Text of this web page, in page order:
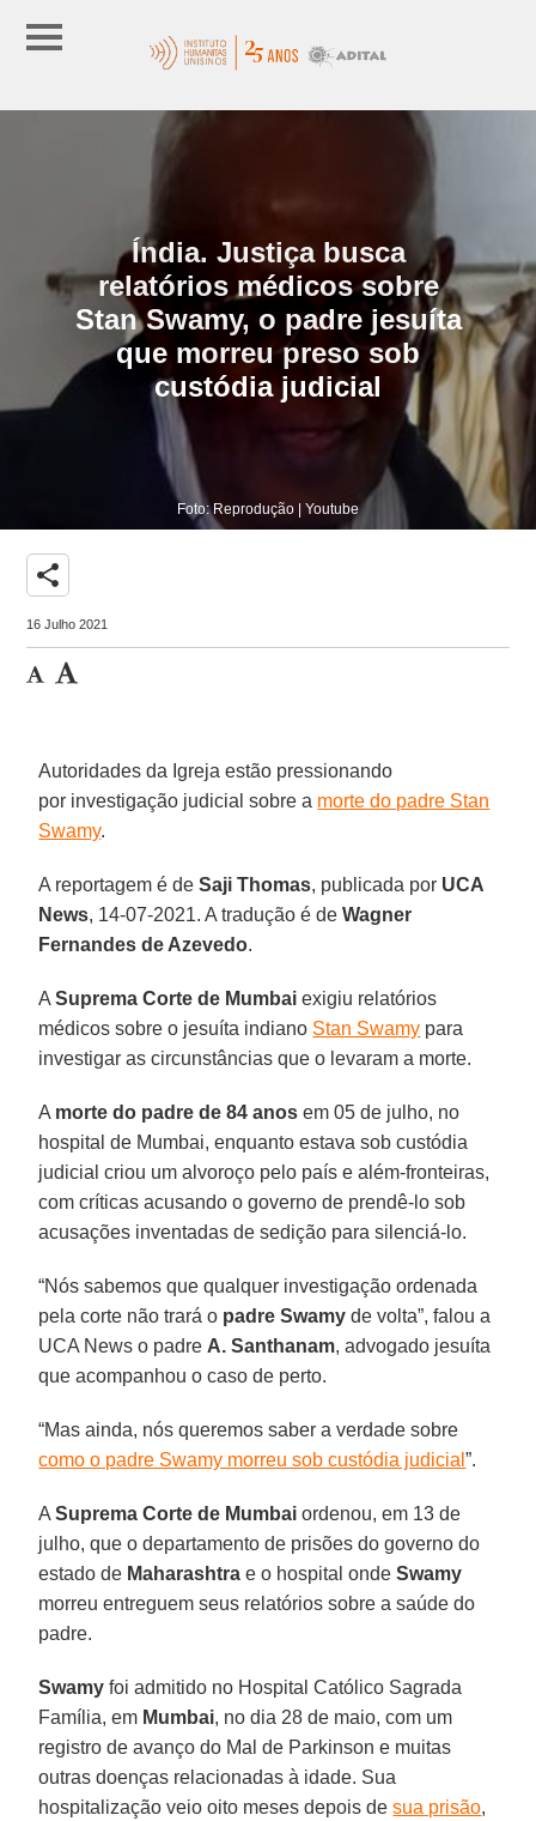
Índia. Justiça busca
relatórios médicos sobre
Stan Swamy, o padre jesuíta
que morreu preso sob
custódia judicial
Foto: Reprodução | Youtube
share
16 Julho 2021
Autoridades da Igreja estão pressionando
por investigação judicial sobre a morte do padre Stan
Swamy.
A reportagem é deSaji Thomas, publicada por UCA
News, 14-07-2021. A tradução é deWagner
Fernandes de Azevedo.
ASuprema Corte de Mumbai exigiu relatórios
médicos sobre o jesuíta indiano Stan Swamy para
investigar as circunstâncias que o levaram a morte.
A morte do padre de 84 anos em 05 de julho, no
hospital de Mumbai, enquanto estava sob custódia
judicial criou um alvoroço pelo país e além-fronteiras,
com críticas acusando o governo de prendê-lo sob
acusações inventadas de sedição para silenciá-lo.
“Nós sabemos que qualquer investigação ordenada
pela corte não trará o padre Swamy de volta”, falou a
UCA News o padre A. Santhanam, advogado jesuíta
que acompanhou o caso de perto.
“Mas ainda, nós queremos saber a verdade sobre
como o padre Swamy morreu sob custódia judicial”.
ASuprema Corte de Mumbai ordenou, em 13 de
julho, que o departamento de prisões do governo do
estado de Maharashtra e o hospital ondeSwamy
morreu entreguem seus relatórios sobre a saúde do
padre.
Swamy foi admitido no Hospital Católico Sagrada
Família, em Mumbai, no dia 28 de maio, com um
registro de avanço do Mal de Parkinson e muitas
outras doenças relacionadas à idade. Sua
hospitalização veio oito meses depois desua prisão,